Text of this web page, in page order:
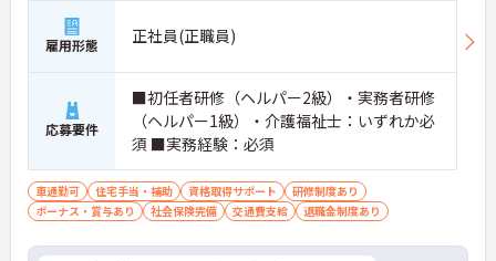
■ 日勤中心で働きやすい勤務
生活リズムを整えながら働けます♪
・勤務時間は08:30～17:30
・年間休日108日
・マイカー通勤可（無料駐車場あり）
→ 仕事とプライベートの両立を目指せます！
雇用形態 正社員(正職員)
応募要件
■初任者研修（ヘルパー2級）・実務者研修
（ヘルパー1級）・介護福祉士：いずれか必
須 ■実務経験：必須
車通勤可 住宅手当・補助 資格取得サポート
研修制度あり
ボーナス・賞与あり
社会保険完備 交通費支給 退職金制度あり